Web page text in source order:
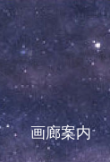
画廊案内